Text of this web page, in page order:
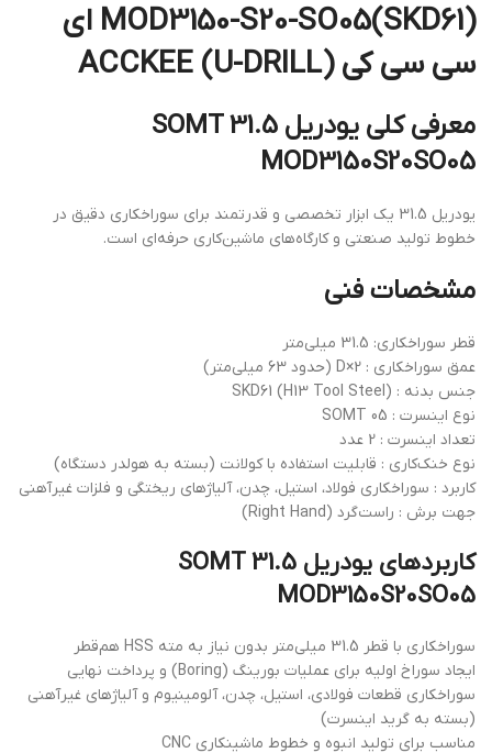
MOD3150-S20-SO05(SKD61) ای
سی سی کی ACCKEE (U-DRILL)
معرفی کلی یودریل 31.5 SOMT
MOD3150S20SO05
یودریل 31.5 یک ابزار تخصصی و قدرتمند برای سوراخکاری دقیق در
خطوط تولید صنعتی و کارگاه‌های ماشین‌کاری حرفه‌ای است.
مشخصات فنی
قطر سوراخکاری: 31.5 میلی‌متر
عمق سوراخکاری : 2×D (حدود 63 میلی‌متر)
جنس بدنه : SKD61 (H13 Tool Steel)
نوع اینسرت : SOMT 05
تعداد اینسرت : 2 عدد
نوع خنک‌کاری : قابلیت استفاده با کولانت (بسته به هولدر دستگاه)
کاربرد : سوراخکاری فولاد، استیل، چدن، آلیاژهای ریختگی و فلزات غیرآهنی
جهت برش : راست‌گرد (Right Hand)
کاربردهای یودریل 31.5 SOMT
MOD3150S20SO05
سوراخکاری با قطر 31.5 میلی‌متر بدون نیاز به مته HSS هم‌قطر
ایجاد سوراخ اولیه برای عملیات بورینگ (Boring) و پرداخت نهایی
سوراخکاری قطعات فولادی، استیل، چدن، آلومینیوم و آلیاژهای غیرآهنی
(بسته به گرید اینسرت)
مناسب برای تولید انبوه و خطوط ماشینکاری CNC